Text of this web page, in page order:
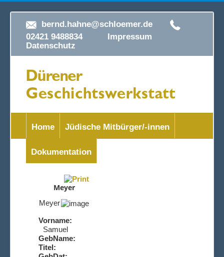
bernd.hahne@schloemer.de
02421 9488834 Impressum
Datenschutz
Home Jüdische Mitbürger/-innen
Dokumentation
Meyer
Meyer
Vorname:
Samuel
GebName:
Titel: